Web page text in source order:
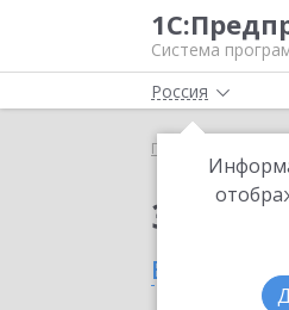
Система
Россия
Главная
в